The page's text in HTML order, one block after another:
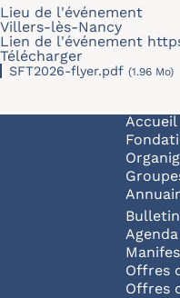
Lieu de l'événement
Villers-lès-Nancy
Lien de l'événement
Télécharger
SFT2026-flyer.pdf (1.96 Mo)
Accueil
Offres
Offres